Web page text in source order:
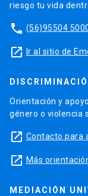
riesgo tu vida
phone (56)95504
launch Ir al sitio de
Orientación y
género o violencia
launch Contacto para
launch Más
MEDIACIÓN